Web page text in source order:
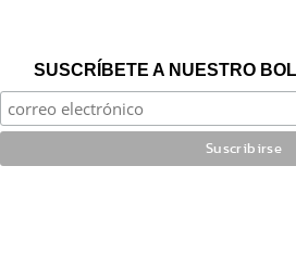
SUSCRÍBETE A NUESTRO